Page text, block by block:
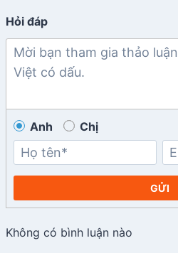
Hỏi đáp
Anh Chị
GỬI
Không có bình luận nào